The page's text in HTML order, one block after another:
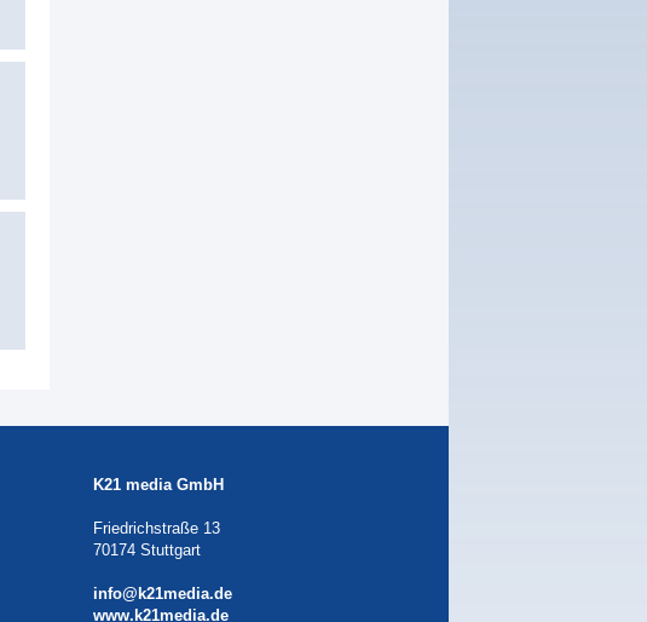
K21 media GmbH
Friedrichstraße 13
70174 Stuttgart
info@k21media.de
www.k21media.de